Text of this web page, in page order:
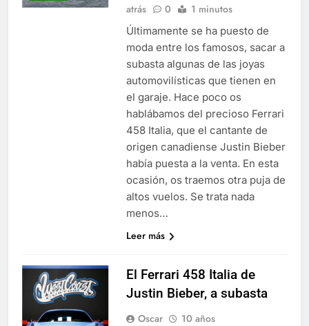
atrás
0 1 minutos
Últimamente se ha puesto de
moda entre los famosos, sacar a
subasta algunas de las joyas
automovilísticas que tienen en
el garaje. Hace poco os
hablábamos del precioso Ferrari
458 Italia, que el cantante de
origen canadiense Justin Bieber
había puesta a la venta. En esta
ocasión, os traemos otra puja de
altos vuelos. Se trata nada
menos…
Leer más
El Ferrari 458 Italia de
Justin Bieber, a subasta
Oscar
10 años